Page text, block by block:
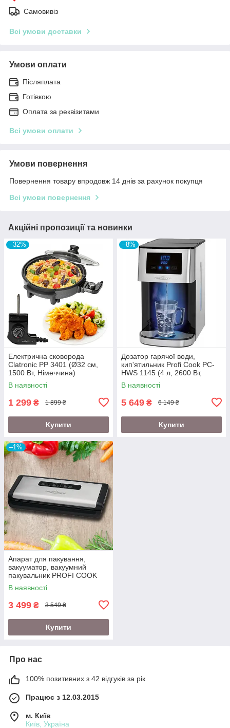
Самовивіз
Всі умови доставки
Умови оплати
Післяплата
Готівкою
Оплата за реквізитами
Всі умови оплати
Умови повернення
Повернення товару впродовж 14 днів за рахунок покупця
Всі умови повернення
Акційні пропозиції та новинки
–32%
Електрична сковорода
Clatronic PP 3401 (Ø32 см,
1500 Вт, Німеччина)
В наявності
1 299 ₴ 1 899 ₴
Купити
–8%
Дозатор гарячої води,
кип'ятильник Profi Cook PC-
HWS 1145 (4 л, 2600 Вт,
Німеччина)
В наявності
5 649 ₴ 6 149 ₴
Купити
–1%
Апарат для пакування,
вакууматор, вакуумний
пакувальник PROFI COOK
PC-VK 1146 (12л/хв,
Німеччина)
В наявності
3 499 ₴ 3 549 ₴
Купити
Про нас
100% позитивних з 42 відгуків за рік
Працює з 12.03.2015
м. Київ
Київ, Україна